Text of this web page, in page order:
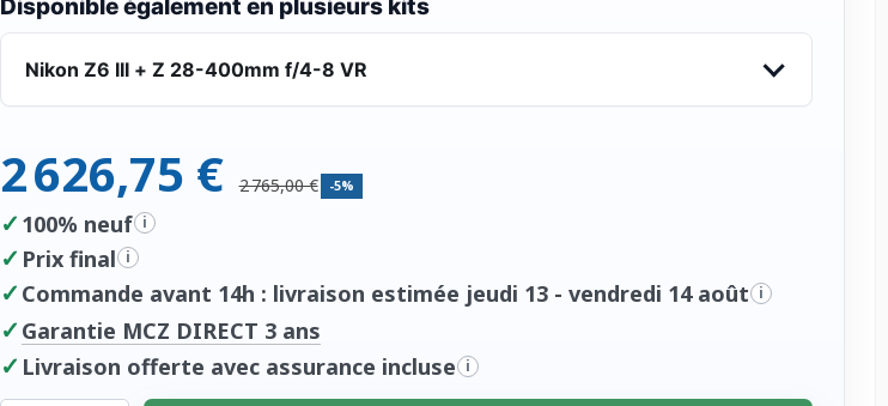
Disponible également en plusieurs kits
Nikon Z6 III + Z 28-400mm f/4-8 VR
2 626,75 € 2 765,00 € -5%
✓ 100% neuf i
✓ Prix final i
✓ Commande avant 14h : livraison estimée jeudi 13 - vendredi 14 août i
✓ Garantie MCZ DIRECT 3 ans
✓ Livraison offerte avec assurance incluse i